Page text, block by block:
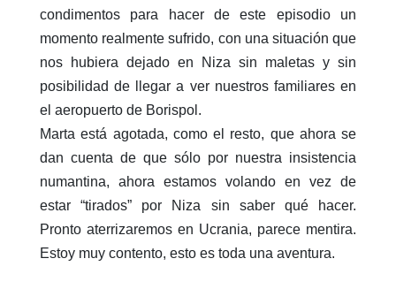
condimentos para hacer de este episodio un
momento realmente sufrido, con una situación que
nos hubiera dejado en Niza sin maletas y sin
posibilidad de llegar a ver nuestros familiares en
el aeropuerto de Borispol.
Marta está agotada, como el resto, que ahora se
dan cuenta de que sólo por nuestra insistencia
numantina, ahora estamos volando en vez de
estar “tirados” por Niza sin saber qué hacer.
Pronto aterrizaremos en Ucrania, parece mentira.
Estoy muy contento, esto es toda una aventura.